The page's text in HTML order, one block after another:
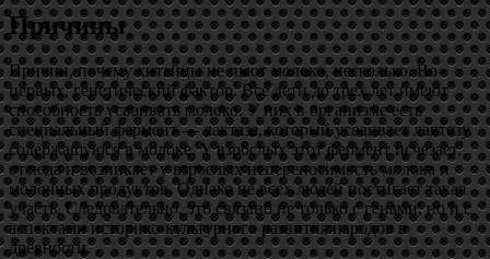
Причины
Причин, почему китайцы не пьют молоко, несколько. Во-
первых, генетический фактор. Все дети до трех лет имеют
способность усваивать молоко. У них в организме есть
специальный фермент — лактаза, который усваивает лактозу,
содержащуюся в молоке. У взрослых этот фермент исчезает,
отсюда и возникает у взрослых непереносимость молока и
молочных продуктов. Однако не всех людей постигает такая
участь. Следовательно, это связано не только с генами, но и с
аспектами историко-культурного развития народов в
древности.